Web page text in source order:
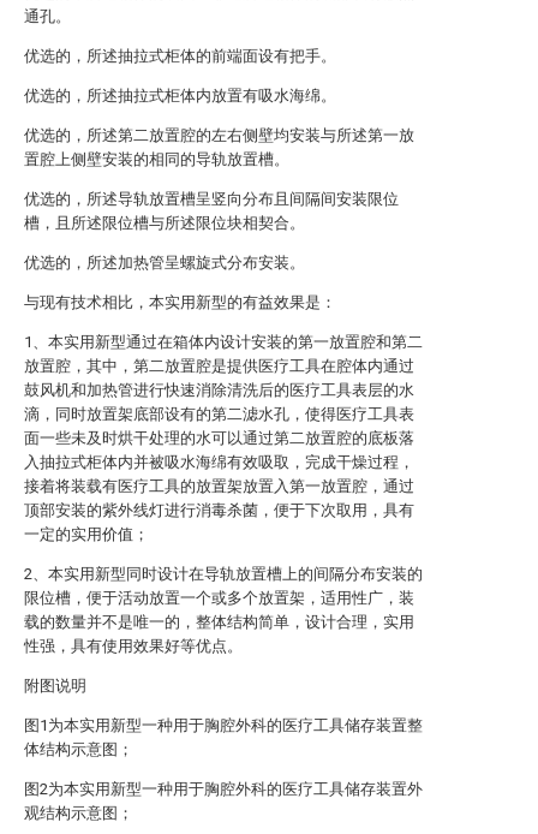
通孔。
优选的，所述抽拉式柜体的前端面设有把手。
优选的，所述抽拉式柜体内放置有吸水海绵。
优选的，所述第二放置腔的左右侧壁均安装与所述第一放
置腔上侧壁安装的相同的导轨放置槽。
优选的，所述导轨放置槽呈竖向分布且间隔间安装限位
槽，且所述限位槽与所述限位块相契合。
优选的，所述加热管呈螺旋式分布安装。
与现有技术相比，本实用新型的有益效果是：
1、本实用新型通过在箱体内设计安装的第一放置腔和第二
放置腔，其中，第二放置腔是提供医疗工具在腔体内通过
鼓风机和加热管进行快速消除清洗后的医疗工具表层的水
滴，同时放置架底部设有的第二滤水孔，使得医疗工具表
面一些未及时烘干处理的水可以通过第二放置腔的底板落
入抽拉式柜体内并被吸水海绵有效吸取，完成干燥过程，
接着将装载有医疗工具的放置架放置入第一放置腔，通过
顶部安装的紫外线灯进行消毒杀菌，便于下次取用，具有
一定的实用价值；
2、本实用新型同时设计在导轨放置槽上的间隔分布安装的
限位槽，便于活动放置一个或多个放置架，适用性广，装
载的数量并不是唯一的，整体结构简单，设计合理，实用
性强，具有使用效果好等优点。
附图说明
图1为本实用新型一种用于胸腔外科的医疗工具储存装置整
体结构示意图；
图2为本实用新型一种用于胸腔外科的医疗工具储存装置外
观结构示意图；